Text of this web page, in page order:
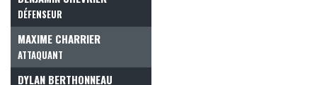
DÉFENSEUR
MAXIME CHARRIER
ATTAQUANT
DYLAN BERTHONNEAU